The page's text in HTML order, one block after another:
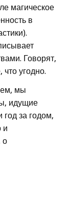
магическое
в
Говорят,
угодно.
мы
идущие
за годом,
и
о